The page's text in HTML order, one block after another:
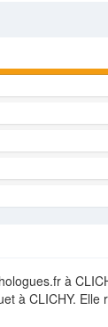
à
à CLICHY.